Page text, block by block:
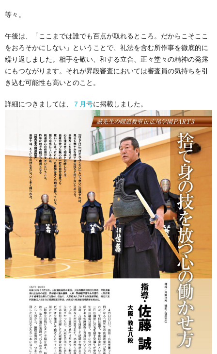
等々。
午後は、「ここまでは誰でも百点が取れるところ。だからこそここ
をおろそかにしない」ということで、礼法を含む所作事を徹底的に
繰り返しました。相手を敬い、和する立合、正々堂々の精神の発露
にもつながります。それが昇段審査においては審査員の気持ちを引
き込む可能性も高いとのこと。
詳細につきましては、 ７月号に掲載しました。